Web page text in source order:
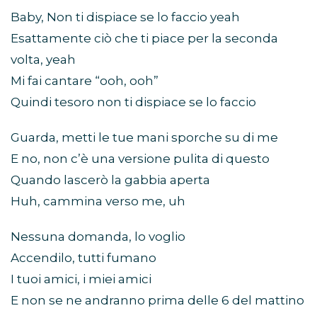
Baby, Non ti dispiace se lo faccio yeah
Esattamente ciò che ti piace per la seconda
volta, yeah
Mi fai cantare “ooh, ooh”
Quindi tesoro non ti dispiace se lo faccio
Guarda, metti le tue mani sporche su di me
E no, non c’è una versione pulita di questo
Quando lascerò la gabbia aperta
Huh, cammina verso me, uh
Nessuna domanda, lo voglio
Accendilo, tutti fumano
I tuoi amici, i miei amici
E non se ne andranno prima delle 6 del mattino